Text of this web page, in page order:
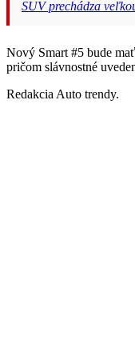
SUV prechádza
Nový Smart #5 bude
pričom slávnostné
Redakcia Auto trendy.